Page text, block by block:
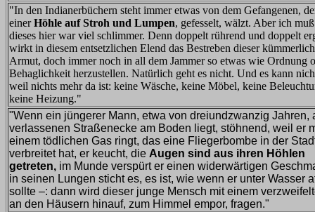
"In den Indianerbüchern steht immer etwas von dem Gefangenen,
einerHöhle auf Stroh und Lumpen, gefesselt, wälzt. Aber ich
dieses hier war viel schlimmer. Denn doppelt rührend und doppelt
wirkt in diesem entsetzlichen Elend das Bestreben dieser
Armut, doch immer noch in all dem Jammer so etwas wie Ordnung
Behaglichkeit herzustellen. Natürlich geht es nicht. Und es kann
weil nichts mehr da ist: keine Wäsche, keine Möbel, keine
keine Heizung."
"Wenn ein jüngerer Mann, etwa von dreiundzwanzig Jahren,
verlassenen Straßenecke am Boden liegt, stöhnend, weil er
einem tödlichen Gas ringt, das eine Fliegerbombe in der
verbreitet hat, er keucht, die Augen sind aus ihren Höhlen
getreten, im Munde verspürt er einen widerwärtigen
in seinen Lungen sticht es, es ist, wie wenn er unter Wasser
sollte –: dann wird dieser junge Mensch mit einem
an den Häusern hinauf, zum Himmel empor, fragen."